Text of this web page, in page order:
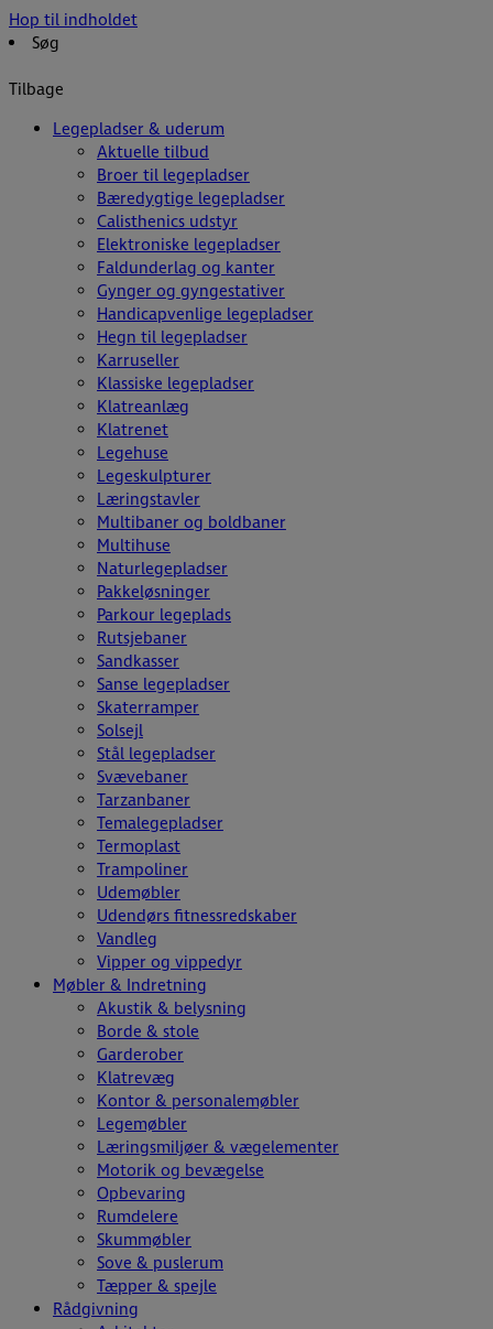
Hop til indholdet
Søg
Tilbage
Legepladser & uderum
Aktuelle tilbud
Broer til legepladser
Bæredygtige legepladser
Calisthenics udstyr
Elektroniske legepladser
Faldunderlag og kanter
Gynger og gyngestativer
Handicapvenlige legepladser
Hegn til legepladser
Karruseller
Klassiske legepladser
Klatreanlæg
Klatrenet
Legehuse
Legeskulpturer
Læringstavler
Multibaner og boldbaner
Multihuse
Naturlegepladser
Pakkeløsninger
Parkour legeplads
Rutsjebaner
Sandkasser
Sanse legepladser
Skaterramper
Solsejl
Stål legepladser
Svævebaner
Tarzanbaner
Temalegepladser
Termoplast
Trampoliner
Udemøbler
Udendørs fitnessredskaber
Vandleg
Vipper og vippedyr
Møbler & Indretning
Akustik & belysning
Borde & stole
Garderober
Klatrevæg
Kontor & personalemøbler
Legemøbler
Læringsmiljøer & vægelementer
Motorik og bevægelse
Opbevaring
Rumdelere
Skummøbler
Sove & puslerum
Tæpper & spejle
Rådgivning